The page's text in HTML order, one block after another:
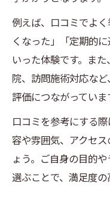
例えば、口コミでよ
くなった」「定期的
いった体験です。ま
院、訪問施術対応な
評価につながっていま
口コミを参考にする
容や雰囲気、アクセ
ょう。ご自身の目的
選ぶことで、満足度の